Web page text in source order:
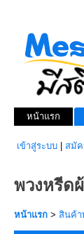
หน้าแรก
เข้าสู่ระบบ สมั
พวงหรีด
หน้าแรก > สินค้